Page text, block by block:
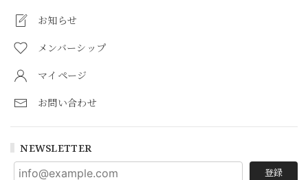
お知らせ
メンバーシップ
マイページ
お問い合わせ
NEWSLETTER
登録